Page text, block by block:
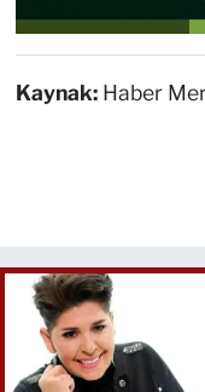
Kaynak: Haber